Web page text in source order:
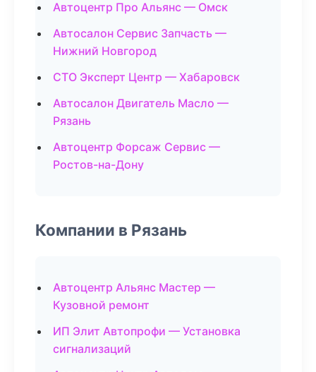
Автоцентр Про Альянс — Омск
Автосалон Сервис Запчасть —
Нижний Новгород
СТО Эксперт Центр — Хабаровск
Автосалон Двигатель Масло —
Рязань
Автоцентр Форсаж Сервис —
Ростов-на-Дону
Компании в Рязань
Автоцентр Альянс Мастер —
Кузовной ремонт
ИП Элит Автопрофи — Установка
сигнализаций